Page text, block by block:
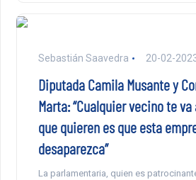
Sebastián Saavedra 20-02-
Diputada Camila Musante y
Marta: “Cualquier vecino te
que quieren es que esta
desaparezca”
La parlamentaria, quien es